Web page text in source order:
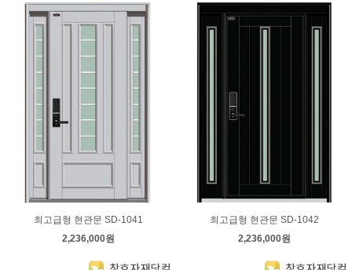
최고급형 현관문 SD-1041
2,236,000원
최고급형 현관문 SD-1042
2,236,000원